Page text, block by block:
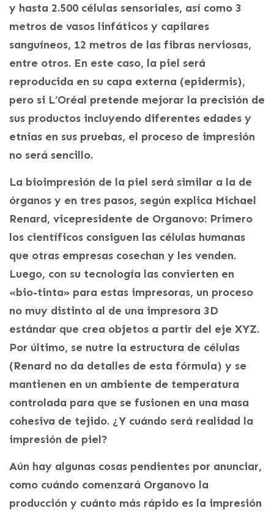
y hasta 2.500 células sensoriales, así como 3
metros de vasos linfáticos y capilares
sanguíneos, 12 metros de las fibras nerviosas,
entre otros. En este caso, la piel será
reproducida en su capa externa (epidermis),
pero si L’Oréal pretende mejorar la precisión de
sus productos incluyendo diferentes edades y
etnias en sus pruebas, el proceso de impresión
no será sencillo.
La bioimpresión de la piel será similar a la de
órganos y en tres pasos, según explica Michael
Renard, vicepresidente de Organovo: Primero
los científicos consiguen las células humanas
que otras empresas cosechan y les venden.
Luego, con su tecnología las convierten en
«bio-tinta» para estas impresoras, un proceso
no muy distinto al de una impresora 3D
estándar que crea objetos a partir del eje XYZ.
Por último, se nutre la estructura de células
(Renard no da detalles de esta fórmula) y se
mantienen en un ambiente de temperatura
controlada para que se fusionen en una masa
cohesiva de tejido. ¿Y cuándo será realidad la
impresión de piel?
Aún hay algunas cosas pendientes por anunciar,
como cuándo comenzará Organovo la
producción y cuánto más rápido es la impresión